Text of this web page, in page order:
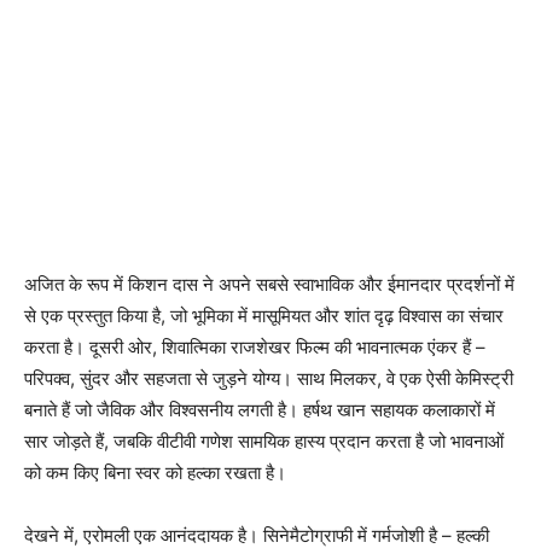
अजित के रूप में किशन दास ने अपने सबसे स्वाभाविक और ईमानदार प्रदर्शनों में
से एक प्रस्तुत किया है, जो भूमिका में मासूमियत और शांत दृढ़ विश्वास का संचार
करता है। दूसरी ओर, शिवात्मिका राजशेखर फिल्म की भावनात्मक एंकर हैं –
परिपक्व, सुंदर और सहजता से जुड़ने योग्य। साथ मिलकर, वे एक ऐसी केमिस्ट्री
बनाते हैं जो जैविक और विश्वसनीय लगती है। हर्षथ खान सहायक कलाकारों में
सार जोड़ते हैं, जबकि वीटीवी गणेश सामयिक हास्य प्रदान करता है जो भावनाओं
को कम किए बिना स्वर को हल्का रखता है।
देखने में, एरोमली एक आनंददायक है। सिनेमैटोग्राफी में गर्मजोशी है – हल्की